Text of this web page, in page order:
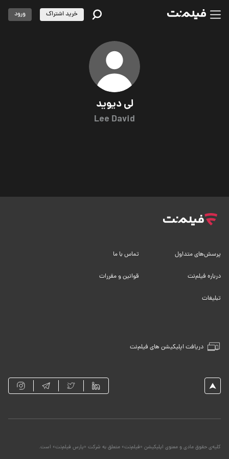
لی دیوید
Lee David
خرید اشتراک ورود
دریافت اپلیکیشن های فیلم‌نت
پرسش‌های متداول تماس با ما
درباره فیلم‌نت قوانین و مقررات
تبلیغات
کلیه‌ی حقوق مادی و معنوی اپلیکیشن «فیلم‌نت» متعلق به شرکت «پارس فیلم‌نت» است.